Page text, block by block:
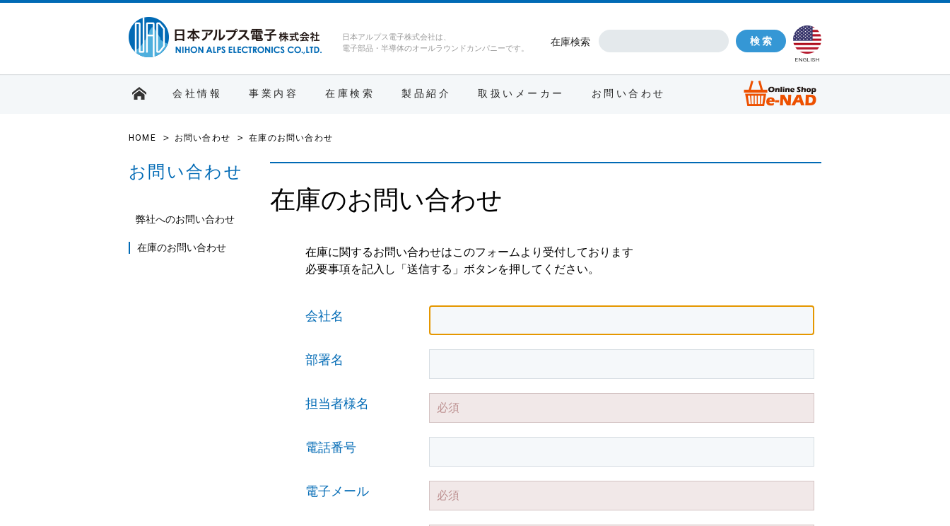
日本アルプス電子株式会社は、
電子部品・半導体のオールラウンドカンパニーです。
ENGLISH
在庫検索
会社情報 事業内容 在庫検索 製品紹介 取扱いメーカー お問い合わせ
HOME お問い合わせ 在庫のお問い合わせ
在庫のお問い合わせ
在庫に関するお問い合わせはこのフォームより受付しております
必要事項を記入し「送信する」ボタンを押してください。
会社名
部署名
担当者様名
電話番号
電子メール
お問い合わせ
弊社へのお問い合わせ
在庫のお問い合わせ